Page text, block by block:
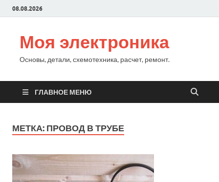
08.08.2026
Моя электроника
Основы, детали, схемотехника, расчет, ремонт.
ГЛАВНОЕ МЕНЮ
МЕТКА: ПРОВОД В ТРУБЕ